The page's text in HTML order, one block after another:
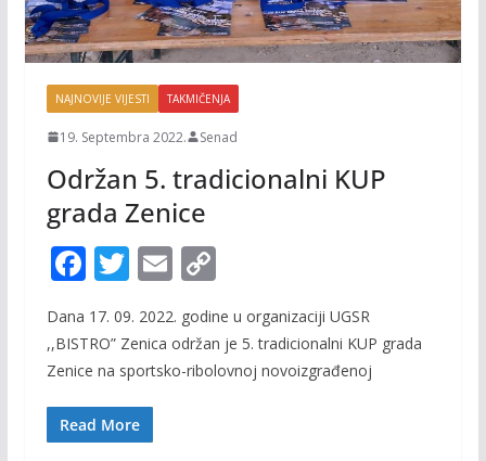
NAJNOVIJE VIJESTI TAKMIČENJA
19. Septembra 2022. Senad
Održan 5. tradicionalni KUP
grada Zenice
F
e
b
o
o
T
itt
er
E
ai
l
C
p
y
Dana 17. 09. 2022. godine u organizaciji UGSR
,,BISTRO” Zenica održan je 5. tradicionalni KUP grada
Zenice na sportsko-ribolovnoj novoizgrađenoj
Read More